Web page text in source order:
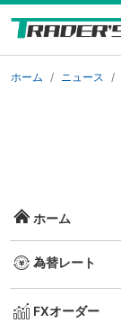
ホーム ニュース
ホーム
為替レート
FXオーダー